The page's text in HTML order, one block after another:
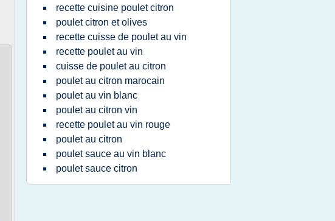
recette cuisine poulet citron
poulet citron et olives
recette cuisse de poulet au vin
recette poulet au vin
cuisse de poulet au citron
poulet au citron marocain
poulet au vin blanc
poulet au citron vin
recette poulet au vin rouge
poulet au citron
poulet sauce au vin blanc
poulet sauce citron